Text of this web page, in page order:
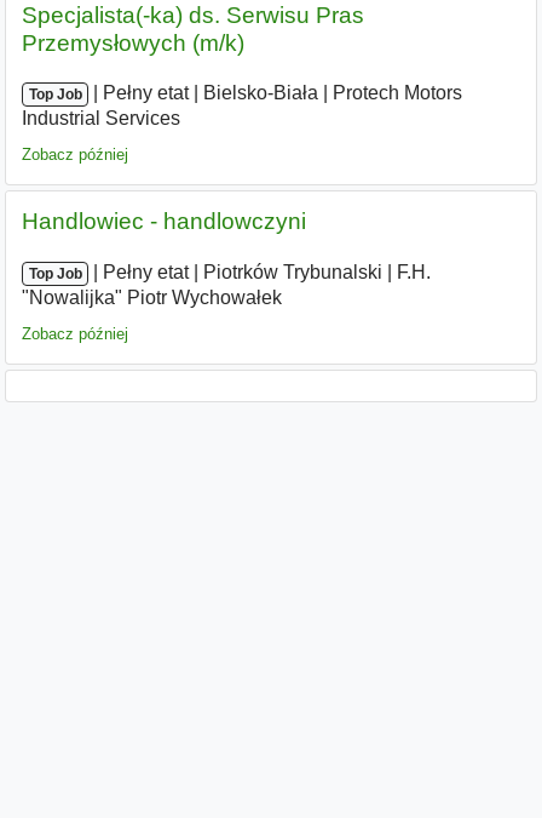
Specjalista(-ka) ds. Serwisu Pras
Przemysłowych (m/k)
Top Job Pełny etat| Bielsko-Biała
Protech Motors
Industrial Services
Zobacz później
Handlowiec - handlowczyni
Top Job Pełny etat| Piotrków Trybunalski
F.H.
"Nowalijka" Piotr Wychowałek
Zobacz później